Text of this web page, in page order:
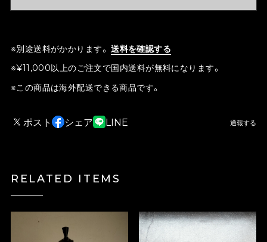
※別途送料がかかります。 送料を確認する
※¥11,000以上のご注文で国内送料が無料になります。
※この商品は海外配送できる商品です。
ポスト シェア LINE 通報する
RELATED ITEMS